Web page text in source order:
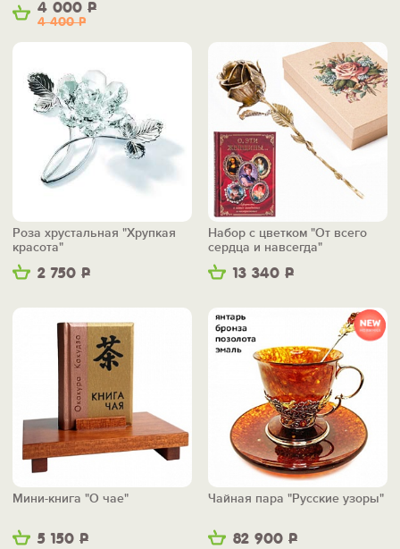
4 000 Р
4 400Р
2 750 Р
Роза хрустальная "Хрупкая
красота"
13 340 Р
Набор с цветком "От всего
сердца и навсегда"
5 150 Р
Мини-книга "О чае"
82 900 Р
Чайная пара "Русские узоры"